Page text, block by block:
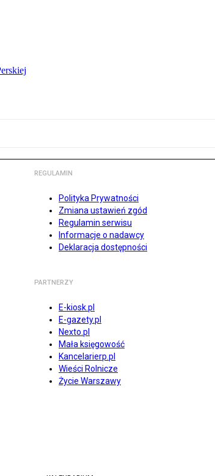
REGULAMIN
Polityka Prywatności
Zmiana ustawień zgód
Regulamin serwisu
Informacje o nadawcy
Deklaracja dostępności
PARTNERZY
E-kiosk.pl
E-gazety.pl
Nexto.pl
Mała księgowość
Kancelarierp.pl
Wieści Rolnicze
Życie Warszawy